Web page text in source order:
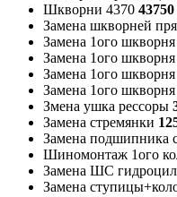
Шкворни 4370 43750
Замена шкворней
Замена 1ого
Замена 1ого
Замена 1ого
Замена 1ого
Змена ушка рессоры
Замена стремянки
Замена подшипника
Шиномонтаж 1ого
Замена ШС
Замена